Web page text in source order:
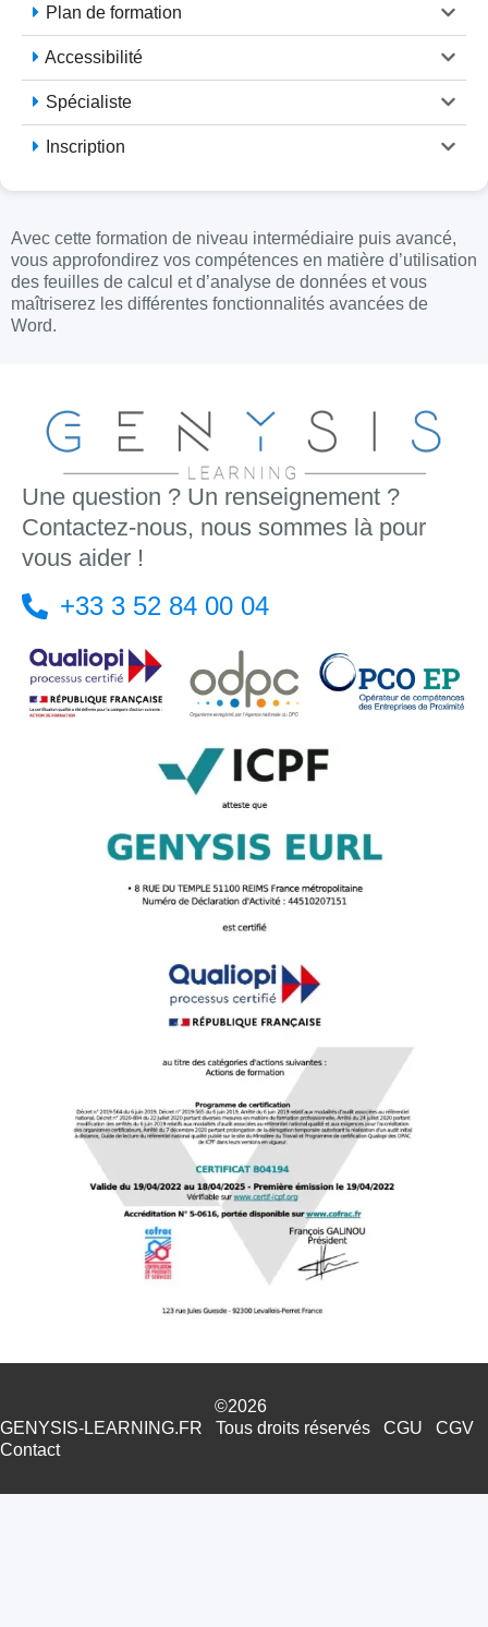
Plan de formation
Accessibilité
Spécialiste
Inscription
Avec cette formation de niveau intermédiaire puis avancé,
vous approfondirez vos compétences en matière d’utilisation
des feuilles de calcul et d’analyse de données et vous
maîtriserez les différentes fonctionnalités avancées de
Word.
Une question ? Un renseignement ?
Contactez-nous, nous sommes là pour
vous aider !
+33 3 52 84 00 04
©2026
GENYSIS-LEARNING.FR
Tous droits réservés CGU
CGV
Contact